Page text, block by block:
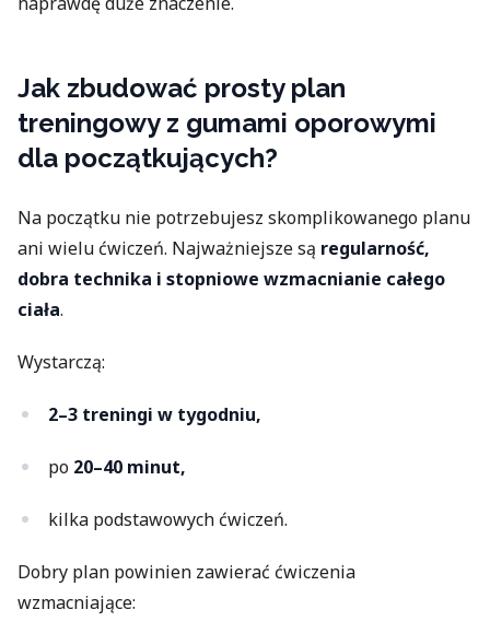
Jak zbudować prosty plan
treningowy z gumami oporowymi
dla początkujących?
Na początku nie potrzebujesz skomplikowanego planu
ani wielu ćwiczeń. Najważniejsze są regularność,
dobra technika i stopniowe wzmacnianie całego
ciała.
Wystarczą:
2–3 treningi w tygodniu,
po 20–40 minut,
kilka podstawowych ćwiczeń.
Dobry plan powinien zawierać ćwiczenia
wzmacniające: